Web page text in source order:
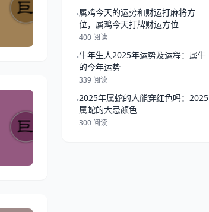
•属鸡今天的运势和财运打麻将方
位，属鸡今天打牌财运方位
400 阅读
•牛年生人2025年运势及运程：属牛
的今年运势
339 阅读
•2025年属蛇的人能穿红色吗：2025
属蛇的大忌颜色
300 阅读